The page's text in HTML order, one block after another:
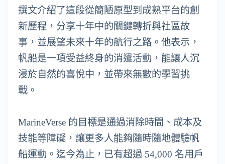
撰文介紹了這段從簡陋原型到成熟平台的創
新歷程，分享十年中的關鍵轉折與社區故
事，並展望未來十年的航行之路。他表示，
帆船是一項受益終身的消遣活動，能讓人沉
浸於自然的喜悅中，並帶來無數的學習挑
戰。
MarineVerse 的目標是通過消除時間、成本及
技能等障礙，讓更多人能夠隨時隨地體驗帆
船運動。迄今為止，已有超過 54,000 名用戶